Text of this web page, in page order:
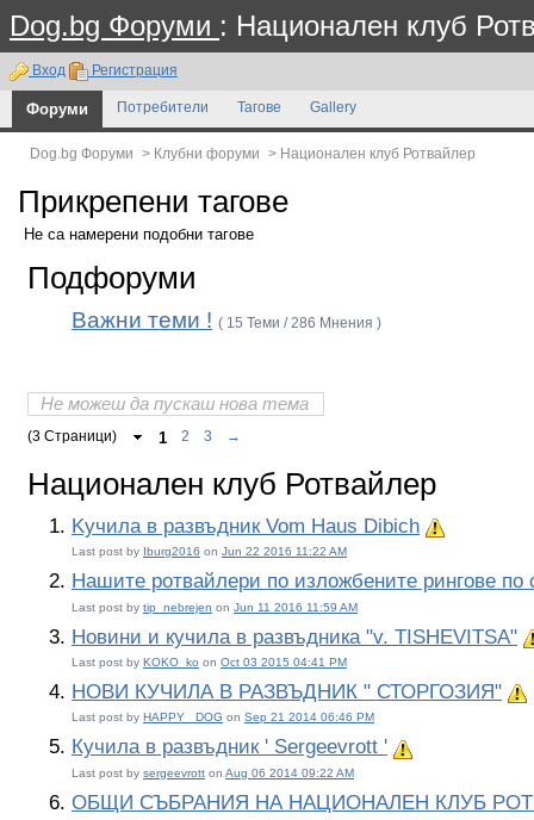
Dog.bg Форуми : Национален клуб
Вход Регистрация
Форуми Потребители Тагове Gallery
Dog.bg Форуми > Клубни форуми > Национален клуб Ротвайлер
Прикрепени тагове
Не са намерени подобни тагове
Подфоруми
Важни теми ! ( 15 Теми / 286 Мнения )
Не можеш да пускаш нова тема
(3 Страници) 1 2 3 →
Национален клуб Ротвайлер
Kучила в развъдник Vom Haus Dibich
Last post by
Iburg2016 on Jun 22 2016 11:22 AM
Нашите ротвайлери по изложбените рингове по
Last post by tip_nebrejen on Jun 11 2016 11:59 AM
Новини и кучила в развъдника "v. TISHEVITSA"
Last post by KOKO_ko on Oct 03 2015 04:41 PM
НОВИ КУЧИЛА В РАЗВЪДНИК " СТОРГОЗИЯ"
Last post by HAPPY_ DOG on Sep 21 2014 06:46 PM
Кучила в развъдник ' Sergeevrott '
Last post by sergeevrott on Aug 06 2014 09:22 AM
ОБЩИ СЪБРАНИЯ НА НАЦИОНАЛЕН КЛУБ